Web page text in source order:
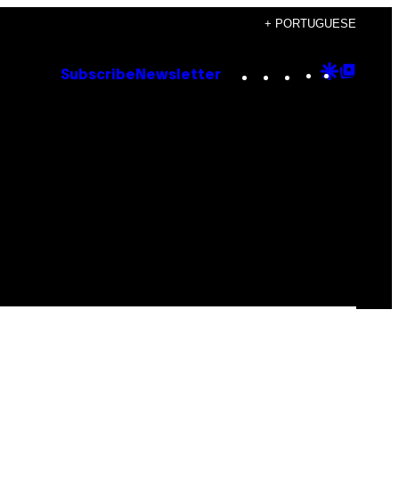
+ PORTUGUESE
Subscribe Newsletter Instagram
TikTok
YouTube
Google